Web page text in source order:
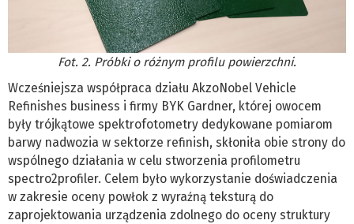
Fot. 2. Próbki o różnym profilu powierzchni.
Wcześniejsza współpraca działu AkzoNobel Vehicle
Refinishes business i firmy BYK Gardner, której owocem
były trójkątowe spektrofotometry dedykowane pomiarom
barwy nadwozia w sektorze refinish, skłoniła obie strony do
wspólnego działania w celu stworzenia profilometru
spectro2profiler. Celem było wykorzystanie doświadczenia
w zakresie oceny powłok z wyraźną teksturą do
zaprojektowania urządzenia zdolnego do oceny struktury